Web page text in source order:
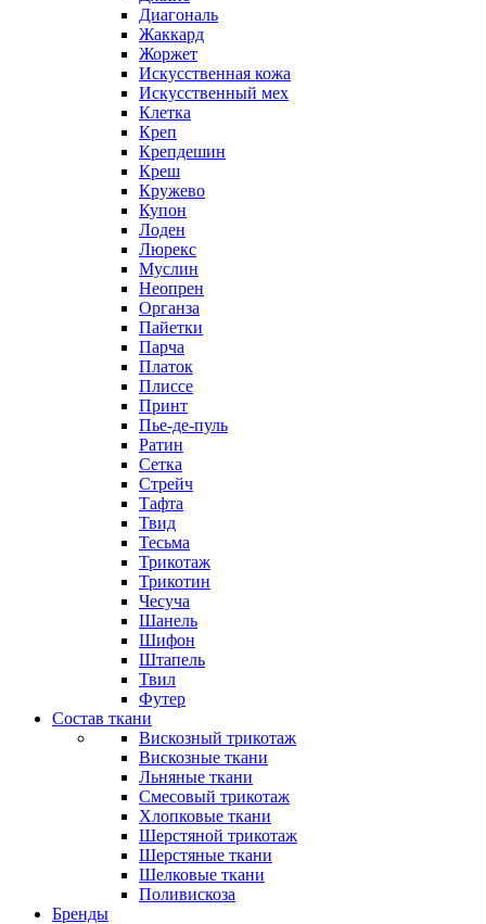
Диагональ
Жаккард
Жоржет
Искусственная кожа
Искусственный мех
Клетка
Креп
Крепдешин
Креш
Кружево
Купон
Лоден
Люрекс
Муслин
Неопрен
Органза
Пайетки
Парча
Платок
Плиссе
Принт
Пье-де-пуль
Ратин
Сетка
Стрейч
Тафта
Твид
Тесьма
Трикотаж
Трикотин
Чесуча
Шанель
Шифон
Штапель
Твил
Футер
Состав ткани
Вискозный трикотаж
Вискозные ткани
Льняные ткани
Смесовый трикотаж
Хлопковые ткани
Шерстяной трикотаж
Шерстяные ткани
Шелковые ткани
Поливискоза
Бренды